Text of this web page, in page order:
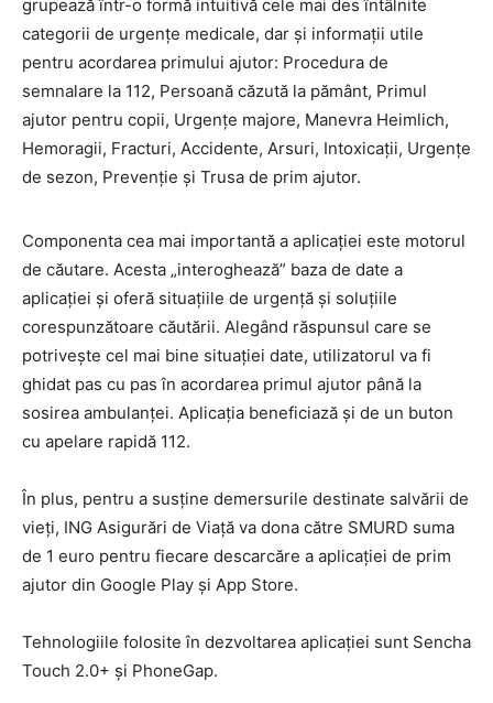
grupează într-o formă intuitivă cele mai des întâlnite
categorii de urgenţe medicale, dar şi informaţii utile
pentru acordarea primului ajutor: Procedura de
semnalare la 112, Persoană căzută la pământ, Primul
ajutor pentru copii, Urgenţe majore, Manevra Heimlich,
Hemoragii, Fracturi, Accidente, Arsuri, Intoxicaţii, Urgenţe
de sezon, Prevenţie şi Trusa de prim ajutor.
Componenta cea mai importantă a aplicaţiei este motorul
de căutare. Acesta „interoghează” baza de date a
aplicaţiei şi oferă situaţiile de urgenţă şi soluţiile
corespunzătoare căutării. Alegând răspunsul care se
potriveşte cel mai bine situaţiei date, utilizatorul va fi
ghidat pas cu pas în acordarea primul ajutor până la
sosirea ambulanţei. Aplicaţia beneficiază şi de un buton
cu apelare rapidă 112.
În plus, pentru a susţine demersurile destinate salvării de
vieţi, ING Asigurări de Viaţă va dona către SMURD suma
de 1 euro pentru fiecare descarcăre a aplicaţiei de prim
ajutor din Google Play şi App Store.
Tehnologiile folosite în dezvoltarea aplicaţiei sunt Sencha
Touch 2.0+ şi PhoneGap.